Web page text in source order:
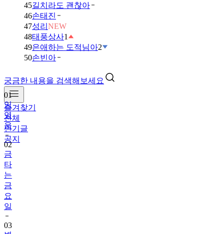
45길치라도 괜찮아
46손태진
47성리 NEW
48태풍상사1
49은애하는 도적님아2
50손빈아
궁금한 내용을 검색해보세요
즐겨찾기
전체
인기글
공지
01
임
영
웅
02
금
타
는
금
요
일
03